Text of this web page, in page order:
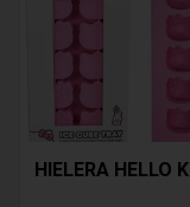
HIELERA HELLO